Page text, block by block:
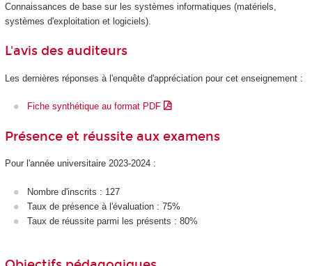
Connaissances de base sur les systèmes informatiques (matériels,
systèmes d'exploitation et logiciels).
L'avis des auditeurs
Les dernières réponses à l'enquête d'appréciation pour cet enseignement :
Fiche synthétique au format PDF
Présence et réussite aux examens
Pour l'année universitaire 2023-2024 :
Nombre d'inscrits : 127
Taux de présence à l'évaluation : 75%
Taux de réussite parmi les présents : 80%